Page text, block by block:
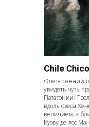
Chile
Опять ранний
увидеть чуть
Патагонии!
вдоль озера
величием, а
Куэву де лос